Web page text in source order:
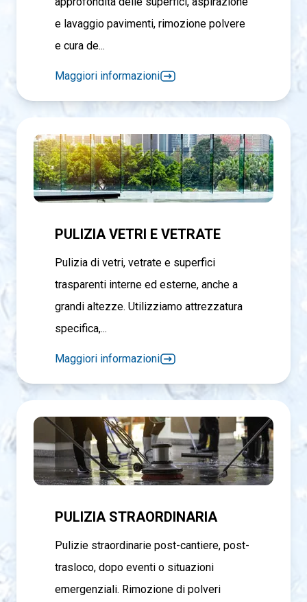
e lavaggio pavimenti, rimozione polvere
e cura de...
Maggiori informazioni
PULIZIA VETRI E VETRATE
Pulizia di vetri, vetrate e superfici
trasparenti interne ed esterne, anche a
grandi altezze. Utilizziamo attrezzatura
specifica,...
Maggiori informazioni
PULIZIA STRAORDINARIA
Pulizie straordinarie post-cantiere, post-
trasloco, dopo eventi o situazioni
emergenziali. Rimozione di polveri